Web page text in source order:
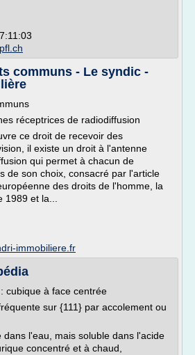
communs - Le syndic -
réceptrices de radiodiffusion
ce droit de recevoir des
il existe un droit à l'antenne
qui permet à chacun de
de son choix, consacré par l'article
des droits de l'homme, la
et la...
immobiliere.fr
cubique à face centrée
sur {111} par accolement ou
l'eau, mais soluble dans l'acide
concentré et à chaud,